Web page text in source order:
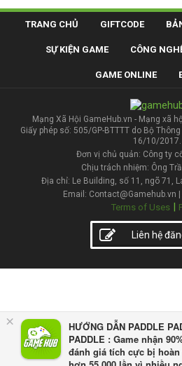
×
HƯỚNG DẪN PADDLE
PADDLE : Game nhận
đánh giá tích cực bị hoàn
TRANG CHỦ GIFTCODE
SỰ KIỆN GAME CÔNG
GAME ONLINE
Mạng Xã Hội GameHub.vn - Mạng xã
Giấy phép số: 505/GP-BTTTT do Bộ
16/10/2017.
Đơn vị chủ quản: Công ty
Chịu trách nhiệm: Ông
Địa chỉ: Le Building, số 11, ngõ 71,
Email: Contact@Gamehub.vn
Terms of Uses |
Liên hệ